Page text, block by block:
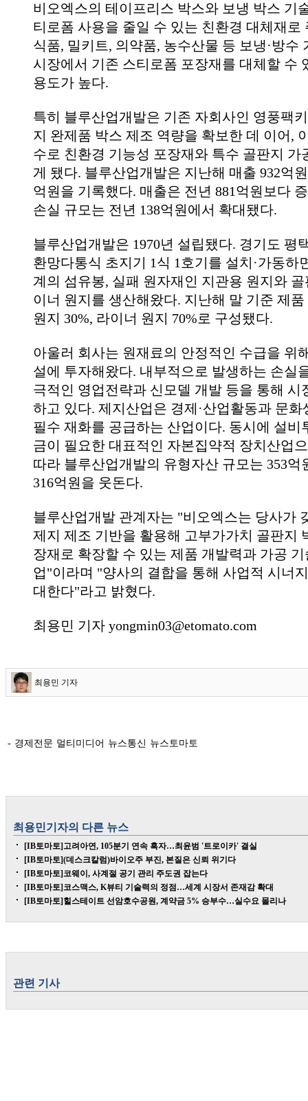
비오엑스의 테이프리스 박스와 보냉 박스 기
티로폼 사용을 줄일 수 있는 친환경 대체재로
식품, 밀키트, 의약품, 농수산물 등 보냉·방수
시장에서 기존 스티로폼 포장재를 대체할 수
용도가 높다.
특히 블루산업개발은 기존 자회사인 영풍팩
지 완제품 박스 제조 역량을 확보한 데 이어,
수로 친환경 기능성 포장재와 특수 골판지 가
게 됐다. 블루산업개발은 지난해 매출 932억
억원을 기록했다. 매출은 전년 881억원보다
손실 규모는 전년 138억원에서 확대됐다.
블루산업개발은 1970년 설립됐다. 경기도 평
환망다통식 초지기 1식 1호기를 설치·가동하
계의 섬유봉, 실패 원자재인 지관용 원지와
이너 원지를 생산해왔다. 지난해 말 기준 제
원지 30%, 라이너 원지 70%로 구성됐다.
아울러 회사는 원재료의 안정적인 수급을 위
설에 투자해왔다. 내부적으로 발생하는 손실
극적인 영업전략과 신모델 개발 등을 통해 시
하고 있다. 제지산업은 경제·산업활동과 문화
필수 재화를 공급하는 산업이다. 동시에 설비
금이 필요한 대표적인 자본집약적 장치산업
따라 블루산업개발의 유형자산 규모는 353억
316억원을 웃돈다.
블루산업개발 관계자는 "비오엑스는 당사가
제지 제조 기반을 활용해 고부가가치 골판지
장재로 확장할 수 있는 제품 개발력과 가공
업"이라며 "양사의 결합을 통해 사업적 시너
대한다"라고 밝혔다.
최용민 기자 yongmin03@etomato.com
최용민 기자
- 경제전문 멀티미디어 뉴스통신 뉴스토마토
최용민기자의 다른 뉴스
[IB토마토]고려아연, 105분기 연속 흑자…최윤범 '트로이카' 결실
[IB토마토](데스크칼럼)바이오주 부진, 본질은 신뢰 위기다
[IB토마토]코웨이, 사계절 공기 관리 주도권 잡는다
[IB토마토]코스맥스, K뷰티 기술력의 정점…세계 시장서 존재감 확대
[IB토마토]힐스테이트 선암호수공원, 계약금 5% 승부수…실수요 몰리나
관련 기사